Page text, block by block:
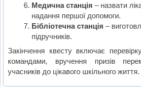
Медична станція – назвати
надання першої допомоги.
Бібліотечна станція –
підручників.
Закінчення квесту включає
командами, вручення призів
учасників до цікавого шкільного життя.